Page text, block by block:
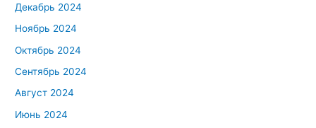
Декабрь 2024
Ноябрь 2024
Октябрь 2024
Сентябрь 2024
Август 2024
Июнь 2024